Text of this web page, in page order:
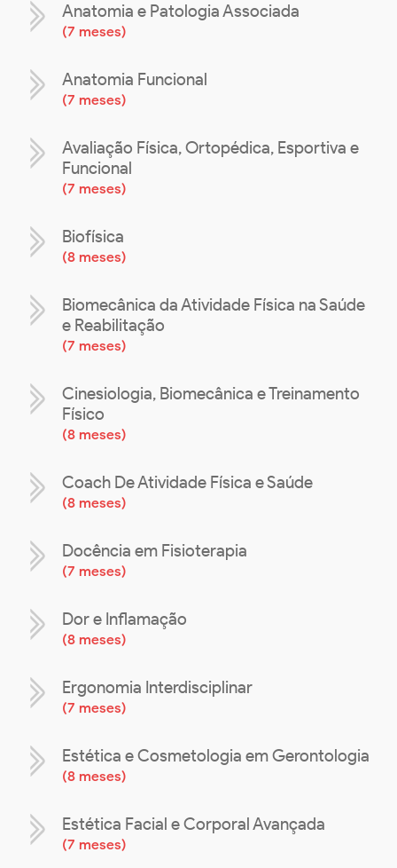
Anatomia e Patologia Associada
(7 meses)
Anatomia Funcional
(7 meses)
Avaliação Física, Ortopédica, Esportiva e
Funcional
(7 meses)
Biofísica
(8 meses)
Biomecânica da Atividade Física na Saúde
e Reabilitação
(7 meses)
Cinesiologia, Biomecânica e Treinamento
Físico
(8 meses)
Coach De Atividade Física e Saúde
(8 meses)
Docência em Fisioterapia
(7 meses)
Dor e Inflamação
(8 meses)
Ergonomia Interdisciplinar
(7 meses)
Estética e Cosmetologia em Gerontologia
(8 meses)
Estética Facial e Corporal Avançada
(7 meses)